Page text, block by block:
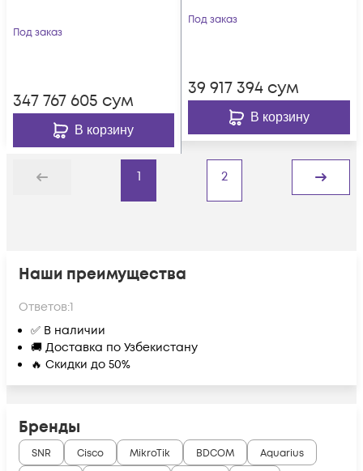
Под заказ
347 767 605 сум
В корзину
Под заказ
39 917 394 сум
В корзину
Назад
1 2
Дальше
Наши преимущества
Ответов:1
✅ В наличии
🚚 Доставка по Узбекистану
🔥 Скидки до 50%
Бренды
SNR Cisco MikroTik BDCOM
Aquarius